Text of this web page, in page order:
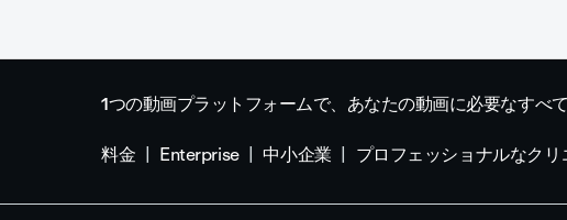
1つの動画プラットフォームで、あなたの動画に必要なすべ
料金
Enterprise 中小企業 プロフェッショナルなク